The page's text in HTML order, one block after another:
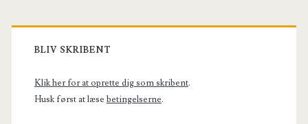
Hansen
Primary
Sidebar
BLIV SKRIBENT
Klik her for at oprette dig som skribent.
Husk først at læse betingelserne.